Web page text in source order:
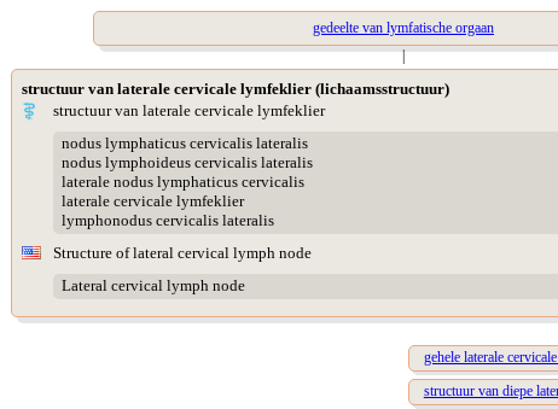
gedeelte van lymfatische orgaan
|
structuur van laterale cervicale lymfeklier (lichaamsstructuur)
structuur van laterale cervicale lymfeklier
nodus lymphaticus cervicalis lateralis
nodus lymphoideus cervicalis lateralis
laterale nodus lymphaticus cervicalis
laterale cervicale lymfeklier
lymphonodus cervicalis lateralis
Structure of lateral cervical lymph node
Lateral cervical lymph node
gehele laterale
structuur van diepe